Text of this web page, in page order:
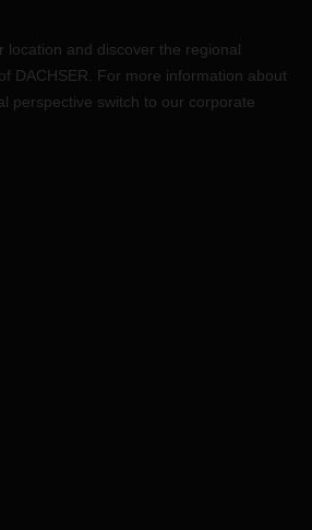
location and discover the regional
DACHSER. For more information about
perspective switch to our corporate